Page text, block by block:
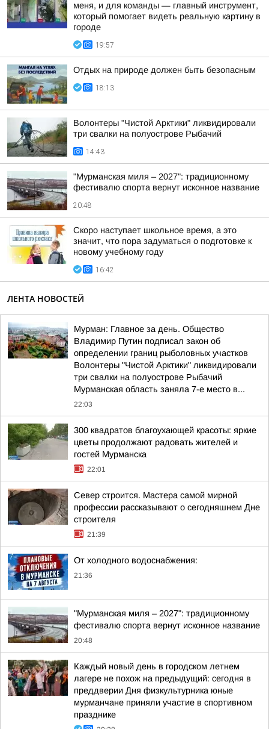
меня, и для команды — главный инструмент,
который помогает видеть реальную картину в
городе
19:57
Отдых на природе должен быть безопасным
18:13
Волонтеры "Чистой Арктики" ликвидировали
три свалки на полуострове Рыбачий
14:43
"Мурманская миля – 2027": традиционному
фестивалю спорта вернут исконное название
20:48
Скоро наступает школьное время, а это
значит, что пора задуматься о подготовке к
новому учебному году
16:42
ЛЕНТА НОВОСТЕЙ
Мурман: Главное за день. Общество
Владимир Путин подписал закон об
определении границ рыболовных участков
Волонтеры "Чистой Арктики" ликвидировали
три свалки на полуострове Рыбачий
Мурманская область заняла 7-е место в...
22:03
300 квадратов благоухающей красоты: яркие
цветы продолжают радовать жителей и
гостей Мурманска
22:01
Север строится. Мастера самой мирной
профессии рассказывают о сегодняшнем Дне
строителя
21:39
От холодного водоснабжения:
21:36
"Мурманская миля – 2027": традиционному
фестивалю спорта вернут исконное название
20:48
Каждый новый день в городском летнем
лагере не похож на предыдущий: сегодня в
преддверии Дня физкультурника юные
мурманчане приняли участие в спортивном
празднике